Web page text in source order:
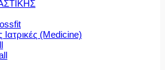
(Medicine)